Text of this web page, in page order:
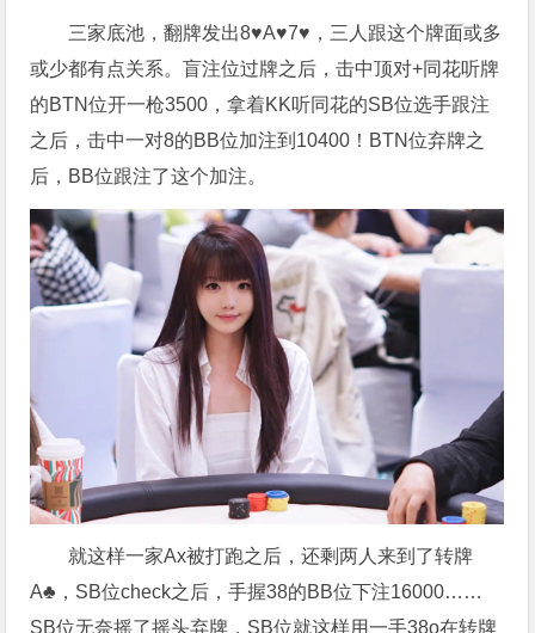
三家底池，翻牌发出8♥A♥7♥，三人跟这个牌面或多
或少都有点关系。盲注位过牌之后，击中顶对+同花听牌
的BTN位开一枪3500，拿着KK听同花的SB位选手跟注
之后，击中一对8的BB位加注到10400！BTN位弃牌之
后，BB位跟注了这个加注。
就这样一家Ax被打跑之后，还剩两人来到了转牌
A♣，SB位check之后，手握38的BB位下注16000……
SB位无奈摇了摇头弃牌，SB位就这样用一手38o在转牌